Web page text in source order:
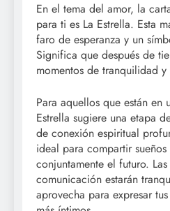
En el tema del amor, la
para ti es La Estrella. Esta
faro de esperanza y un
Significa que después de
momentos de tranquilidad
Para aquellos que están en
Estrella sugiere una etapa
de conexión espiritual
ideal para compartir
conjuntamente el futuro.
comunicación estarán
aprovecha para expresar